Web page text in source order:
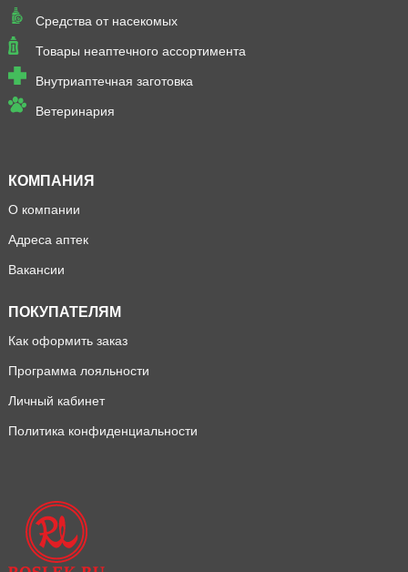
Средства от насекомых
Товары неаптечного ассортимента
Внутриаптечная заготовка
Ветеринария
КОМПАНИЯ
О компании
Адреса аптек
Вакансии
ПОКУПАТЕЛЯМ
Как оформить заказ
Программа лояльности
Личный кабинет
Политика конфиденциальности